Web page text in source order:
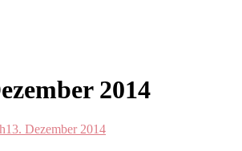
2014
13. Dezember 2014